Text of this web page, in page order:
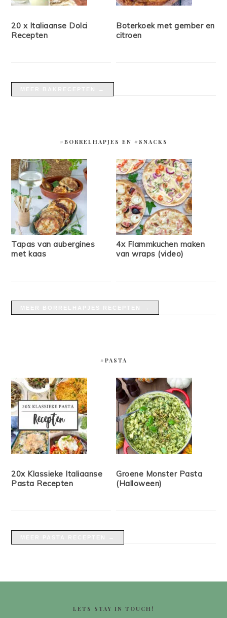
20 x Italiaanse Dolci
Recepten
Boterkoek met gember en
citroen
#BORRELHAPJES EN #SNACKS
Tapas van aubergines
met kaas
4x Flammkuchen maken
van wraps (video)
#PASTA
20x Klassieke Italiaanse
Pasta Recepten
Groene Monster Pasta
(Halloween)
LETS STAY IN TOUCH!